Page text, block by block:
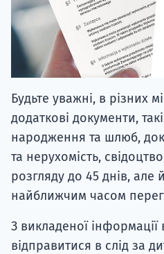
Будьте уважні, в різних
додаткові документи,
народження та шлюб,
та нерухомість,
розгляду до 45 днів, але
найближчим часом
З викладеної
відправитися в слід за